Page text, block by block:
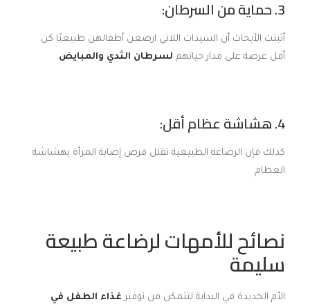
3. حماية من السرطان:
أثبتت الأبحاث أن السيدات اللاتي ارضعن أطفالهن طبيعيًا كن
أقل عرضة على مدار حياتهم لسرطان الثدي والمبايض.
4. هشاشة عظام أقل:
كذلك فإن الرضاعة الطبيعية تقلل فرص إصابة المرأة بهشاشة
العظام.
نصائح للأمهات لرضاعة طبيعة
سليمة
الأم الجديدة في البداية لتتمكن من توفير غذاء الطفل في